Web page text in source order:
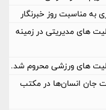
به مناسبت روز خبرنگار
های مدیریتی در زمینه
های ورزشی محروم شد.
جان انسان‌ها در مکتب